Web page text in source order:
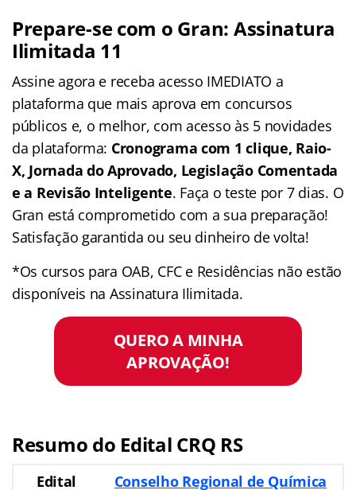
Prepare-se com o Gran: Assinatura
Ilimitada 11
Assine agora e receba acesso IMEDIATO a
plataforma que mais aprova em concursos
públicos e, o melhor, com acesso às 5 novidades
da plataforma: Cronograma com 1 clique, Raio-
X, Jornada do Aprovado, Legislação Comentada
e a Revisão Inteligente. Faça o teste por 7 dias. O
Gran está comprometido com a sua preparação!
Satisfação garantida ou seu dinheiro de volta!
*Os cursos para OAB, CFC e Residências não estão
disponíveis na Assinatura Ilimitada.
QUERO A MINHA
APROVAÇÃO!
Resumo do Edital CRQ RS
Edital Conselho Regional de Química